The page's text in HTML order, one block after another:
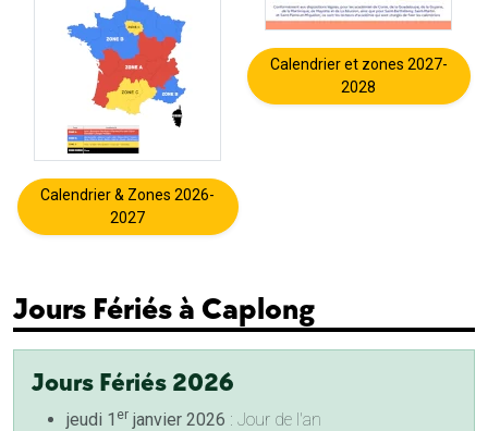
Calendrier & Zones 2026-
2027
Calendrier et zones 2027-
2028
Jours Fériés à Caplong
Jours Fériés 2026
jeudi 1 er janvier 2026 : Jour de l'an